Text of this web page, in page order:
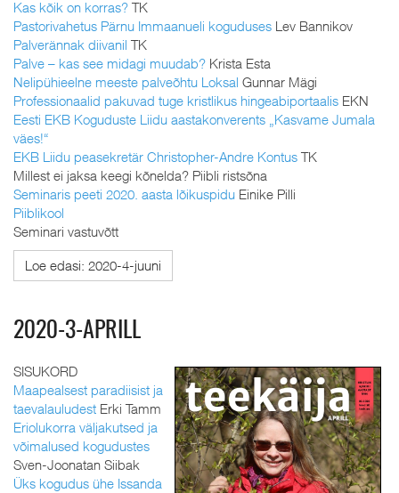
Kas kõik on korras? TK
Pastorivahetus Pärnu Immaanueli koguduses Lev Bannikov
Palverännak diivanil TK
Palve – kas see midagi muudab? Krista Esta
Nelipühieelne meeste palveõhtu Loksal Gunnar Mägi
Professionaalid pakuvad tuge kristlikus hingeabiportaalis EKN
Eesti EKB Koguduste Liidu aastakonverents „Kasvame Jumala
väes!“
EKB Liidu peasekretär Christopher-Andre Kontus TK
Millest ei jaksa keegi kõnelda? Piibli ristsõna
Seminaris peeti 2020. aasta lõikuspidu Einike Pilli
Piiblikool
Seminari vastuvõtt
Loe edasi: 2020-4-juuni
2020-3-APRILL
SISUKORD
Maapealsest paradiisist ja
taevalauludest Erki Tamm
Eriolukorra väljakutsed ja
võimalused kogudustes
Sven-Joonatan Siibak
Üks kogudus ühe Issanda